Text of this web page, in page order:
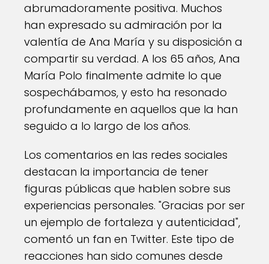
abrumadoramente positiva. Muchos
han expresado su admiración por la
valentía de Ana María y su disposición a
compartir su verdad. A los 65 años, Ana
María Polo finalmente admite lo que
sospechábamos, y esto ha resonado
profundamente en aquellos que la han
seguido a lo largo de los años.
Los comentarios en las redes sociales
destacan la importancia de tener
figuras públicas que hablen sobre sus
experiencias personales. "Gracias por ser
un ejemplo de fortaleza y autenticidad",
comentó un fan en Twitter. Este tipo de
reacciones han sido comunes desde